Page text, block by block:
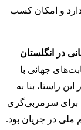
و امکان کسب
جهانی با
راستا، بنا به
برای سرمربی‌گری
ملی در جریان بود.